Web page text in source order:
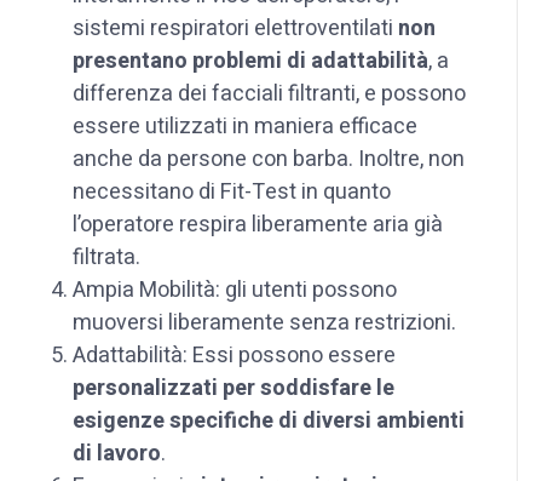
sistemi respiratori elettroventilati non
presentano problemi di adattabilità, a
differenza dei facciali filtranti, e possono
essere utilizzati in maniera efficace
anche da persone con barba. Inoltre, non
necessitano di Fit-Test in quanto
l’operatore respira liberamente aria già
filtrata.
Ampia Mobilità: gli utenti possono
muoversi liberamente senza restrizioni.
Adattabilità: Essi possono essere
personalizzati per soddisfare le
esigenze specifiche di diversi ambienti
di lavoro.